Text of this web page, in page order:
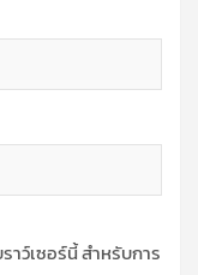
าว์เซอร์นี้ สำหรับการ